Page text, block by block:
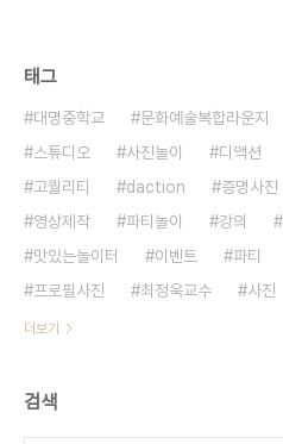
태그
대명중학교 문화예술복합라운지
스튜디오
사진놀이 디액션
고퀄리티
daction 증명사진
영상제작
파티놀이 강의
맛있는놀이터
이벤트 파티
프로필사진
최정욱교수 사진
더보기
검색